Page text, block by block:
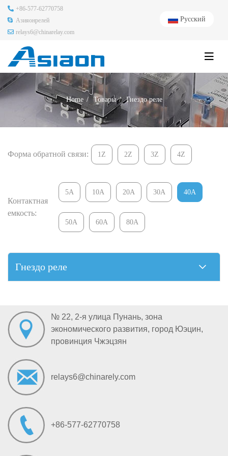
+86-577-62770758
Азияонрелей
relays6@chinarelay.com
Русский
Home Товары Гнездо реле
Форма обратной связи: 1Z 2Z 3Z 4Z
Контактная
емкость:
5A 10A 20A 30A 40A
50A 60A 80A
Гнездо реле
№ 22, 2-я улица Пунань, зона
экономического развития, город Юэцин,
провинция Чжэцзян
relays6@chinarely.com
+86-577-62770758